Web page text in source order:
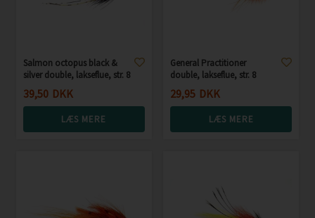
Salmon octopus black &
silver double, lakseflue, str. 8
39,50 DKK
LÆS MERE
General Practitioner
double, lakseflue, str. 8
29,95 DKK
LÆS MERE